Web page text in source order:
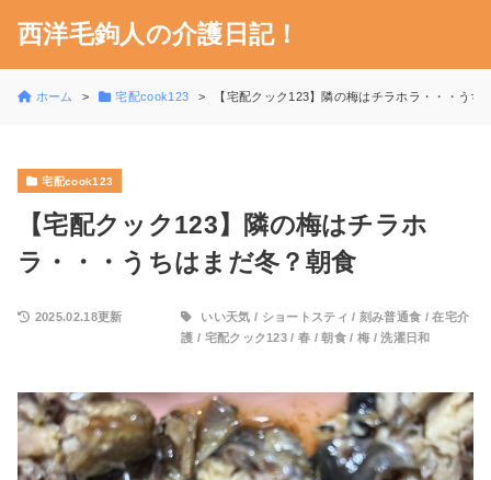
西洋毛鉤人の介護日記！
ホーム 宅配cook123 【宅配クック123】隣の梅はチラホラ・・・うち
宅配cook123
【宅配クック123】隣の梅はチラホ
ラ・・・うちはまだ冬？朝食
2025.02.18更新 いい天気 / ショートスティ / 刻み普通食 /在宅介
護 / 宅配クック123 /春 /朝食 / 梅 /洗濯日和